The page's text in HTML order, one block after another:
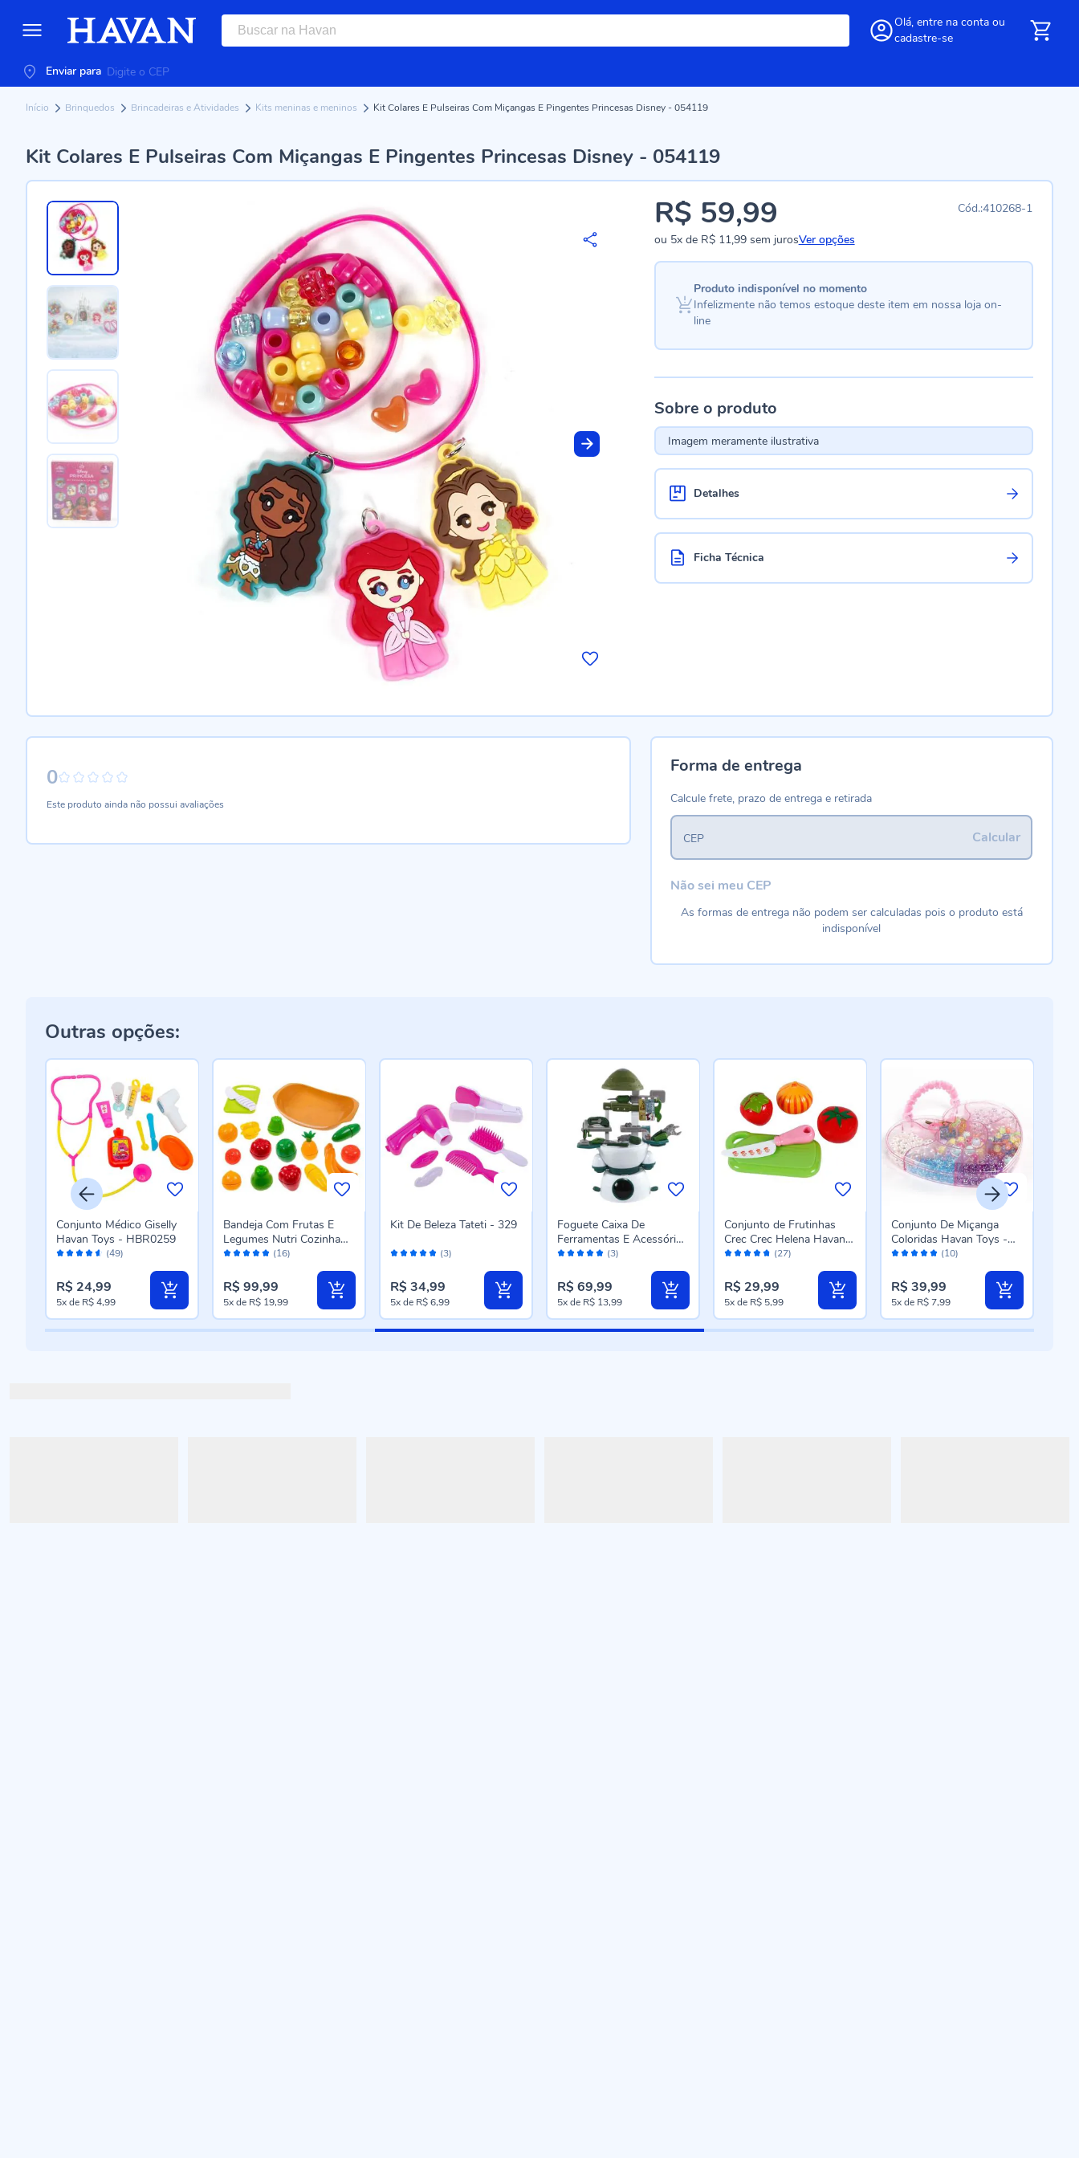
Olá, entre na conta ou
cadastre-se
Enviar para
Início Brinquedos Brincadeiras e Atividades Kits meninas e meninos Kit Colares E Pulseiras Com Miçangas E Pingentes Princesas Disney - 054119
Kit Colares E Pulseiras Com Miçangas E Pingentes Princesas Disney - 054119
410268-1
R$ 59,99
ou 5xde R$ 11,99sem jurosVer opções
Produto indisponível no momento
Infelizmente não temos estoque deste item em nossa loja on-
line
Sobre o produto
Imagem meramente ilustrativa
Detalhes
Ficha Técnica
0
Este produto ainda não possui avaliações
Forma de entrega
Calcule frete, prazo de entrega e retirada
Calcular
CEP
Não sei meu CEP
As formas de entrega não podem ser calculadas pois o produto está
indisponível
Outras opções:
Avaliação: (49)
Conjunto Médico Giselly
Havan Toys - HBR0259
R$ 24,99
5xde R$ 4,99
Avaliação: (16)
Bandeja Com Frutas E
Legumes Nutri Cozinha
Tateti - 303
R$ 99,99
5xde R$ 19,99
Avaliação: (3)
Kit De Beleza Tateti - 329
R$ 34,99
5xde R$ 6,99
Avaliação: (3)
Foguete Caixa De
Ferramentas E Acessórios
Havan Toys - HBR0666
R$ 69,99
5xde R$ 13,99
Avaliação: (27)
Conjunto de Frutinhas
Crec Crec Helena Havan
Toys - Sortido
R$ 29,99
5xde R$ 5,99
Avaliação: (10)
Conjunto De Miçanga
Coloridas Havan Toys -
HBR0668
R$ 39,99
5xde R$ 7,99